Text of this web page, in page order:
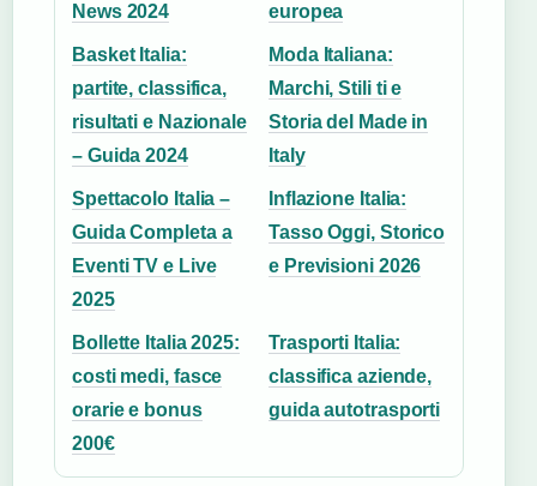
News 2024
europea
Basket Italia:
partite, classifica,
risultati e Nazionale
– Guida 2024
Moda Italiana:
Marchi, Stili ti e
Storia del Made in
Italy
Spettacolo Italia –
Guida Completa a
Eventi TV e Live
2025
Inflazione Italia:
Tasso Oggi, Storico
e Previsioni 2026
Bollette Italia 2025:
costi medi, fasce
orarie e bonus
200€
Trasporti Italia:
classifica aziende,
guida autotrasporti